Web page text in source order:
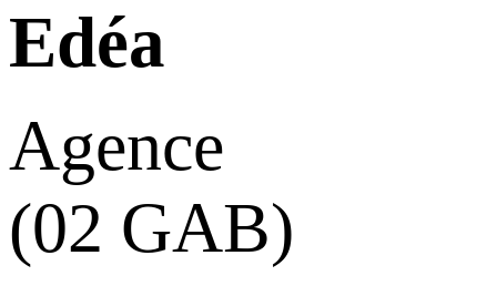
Edéa
Agence
(02 GAB)